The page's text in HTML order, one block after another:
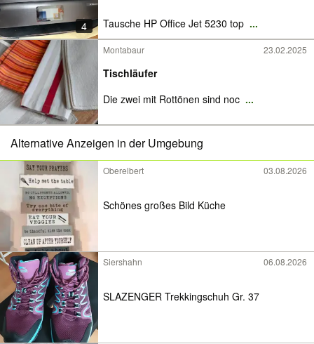
4 Tausche HP Office Jet 5230 top ...
Montabaur 23.02.2025
Tischläufer
Die zwei mit Rottönen sind noc ...
Alternative Anzeigen in der Umgebung
Oberelbert 03.08.2026
Schönes großes Bild Küche
Siershahn 06.08.2026
SLAZENGER Trekkingschuh Gr. 37